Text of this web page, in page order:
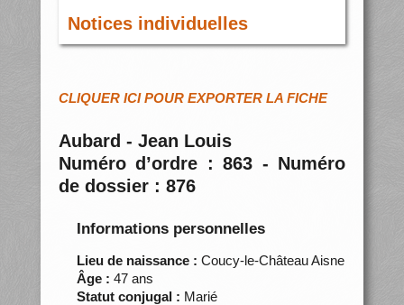
Notices individuelles
CLIQUER ICI POUR EXPORTER LA FICHE
Aubard - Jean Louis
Numéro d’ordre : 863 - Numéro
de dossier : 876
Informations personnelles
Lieu de naissance : Coucy-le-Château Aisne
Âge : 47 ans
Statut conjugal : Marié